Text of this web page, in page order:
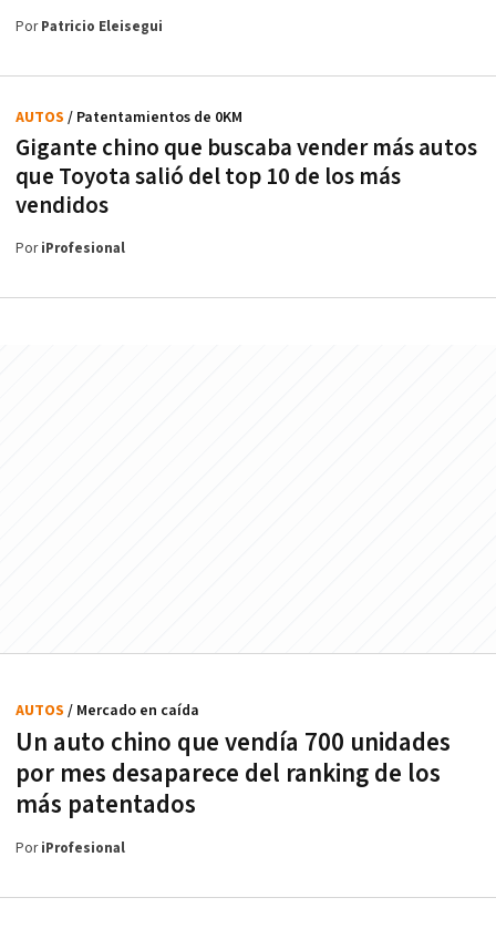
PorPatricio Eleisegui
Gigante chino que buscaba vender más autos
que Toyota salió del top 10 de los más
vendidos
AUTOS / Patentamientos de 0KM
PoriProfesional
Un auto chino que vendía 700 unidades
por mes desaparece del ranking de los
más patentados
AUTOS / Mercado en caída
PoriProfesional